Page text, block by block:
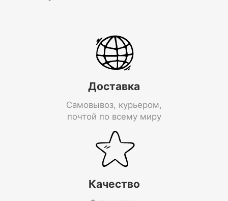
Доставка
Самовывоз, курьером,
почтой по всему миру
Качество